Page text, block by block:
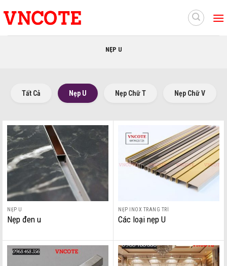
to
NẸP U
Tất Cả Nẹp U Nẹp Chữ T Nẹp Chữ V
NẸP U
Nẹp đen u
NẸP INOX TRANG TRÍ
Các loại nẹp U